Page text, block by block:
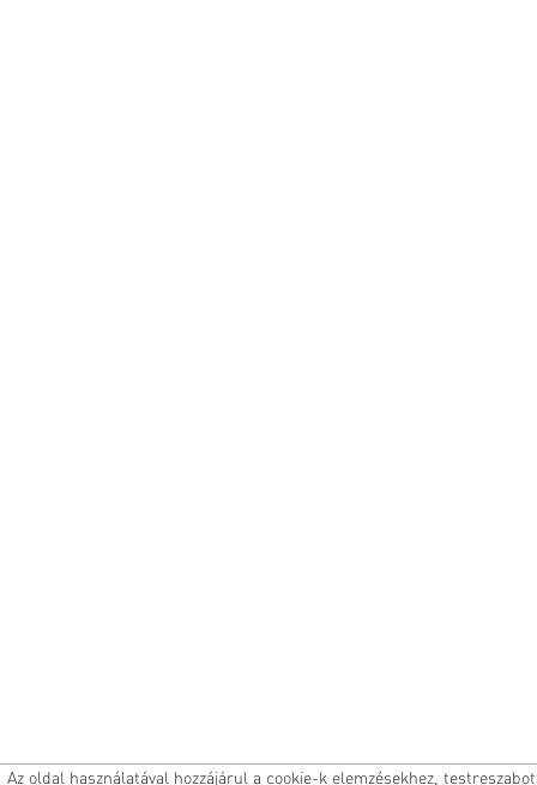
Az oldal használatával hozzájárul a cookie-k elemzésekhez,